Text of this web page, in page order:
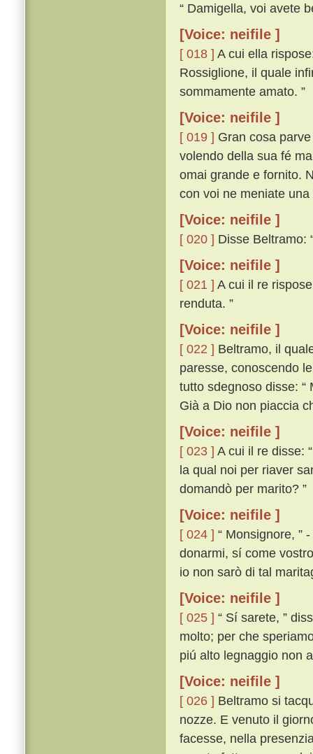
“ Damigella, voi avete
[Voice: neifile ]
[ 018 ] A cui ella
Rossiglione, il quale
sommamente amato. ”
[Voice: neifile ]
[ 019 ] Gran cosa
volendo della sua fé
omai grande e fornito.
con voi ne meniate
[Voice: neifile ]
[ 020 ] Disse Beltramo:
[Voice: neifile ]
[ 021 ] A cui il re
renduta. ”
[Voice: neifile ]
[ 022 ] Beltramo, il
paresse, conoscendo
tutto sdegnoso disse:
Già a Dio non piaccia
[Voice: neifile ]
[ 023 ] A cui il re disse:
la qual noi per riaver
domandò per marito? ”
[Voice: neifile ]
[ 024 ] “ Monsignore, ”
donarmi, sí come
io non sarò di tal
[Voice: neifile ]
[ 025 ] “ Sí sarete, ”
molto; per che
piú alto legnaggio non
[Voice: neifile ]
[ 026 ] Beltramo si
nozze. E venuto il
facesse, nella